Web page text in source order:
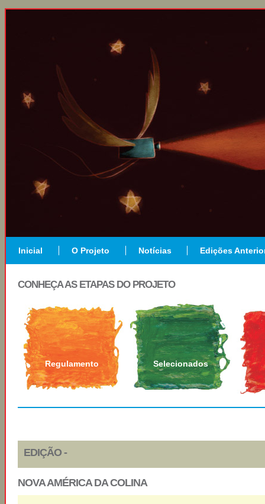
Inicial O Projeto Notícias Edições
CONHEÇA AS ETAPAS DO PROJETO
Regulamento Selecionados
EDIÇÃO -
NOVA AMÉRICA DA COLINA